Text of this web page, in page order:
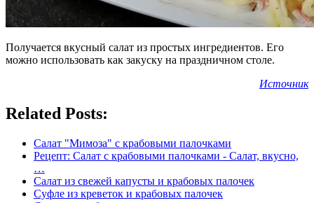
Получается вкусный салат из простых ингредиентов. Его
можно использовать как закуску на праздничном столе.
Источник
Related Posts:
Салат "Мимоза" с крабовыми палочками
Рецепт: Салат с крабовыми палочками - Салат, вкусно,
…
Салат из свежей капусты и крабовых палочек
Суфле из креветок и крабовых палочек